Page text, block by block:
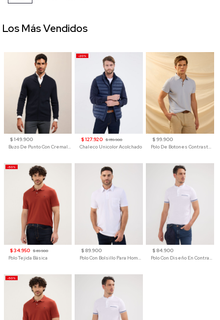
$ 149.900
Buzo De Punto Con Cremallera Para Hombre
-20%
$ 127.920 $ 159.900
Chaleco Unicolor Acolchado
$ 99.900
Polo De Botones Contraste Para Hombre
-50%
$ 34.950 $ 69.900
Polo Tejida Básica
$ 89.900
Polo Con Bolsillo Para Hombre
$ 84.900
Polo Con Diseño En Contraste
-50%
Los Más Vendidos